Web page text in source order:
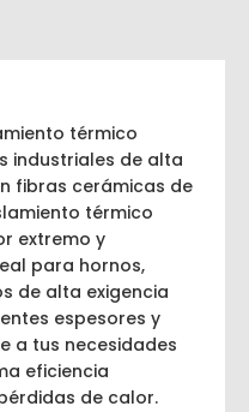
térmico
industriales de alta
fibras cerámicas de
térmico
extremo y
para hornos,
de alta exigencia
espesores y
a tus necesidades
eficiencia
de calor.